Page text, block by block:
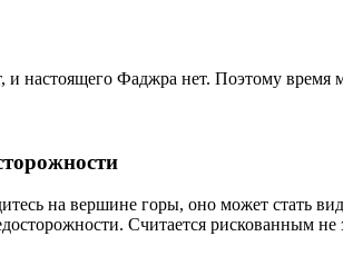
и настоящего Фаджра нет. Поэтому
на вершине горы, оно может стать
Считается рискованным не